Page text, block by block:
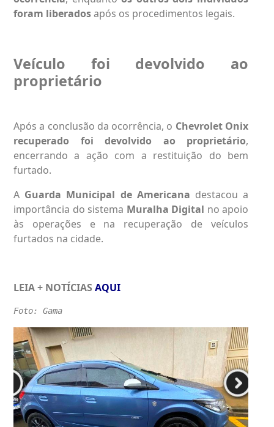
foram liberadosapós os procedimentos legais.
Veículo foi devolvido ao
proprietário
Após a conclusão da ocorrência, o Chevrolet Onix
recuperado foi devolvido ao proprietário,
encerrando a ação com a restituição do bem
furtado.
A Guarda Municipal de Americana destacou a
importância do sistema Muralha Digital no apoio
às operações e na recuperação de veículos
furtados na cidade.
LEIA + NOTÍCIAS AQUI
Foto: Gama